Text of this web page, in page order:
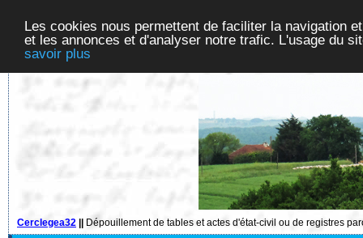
Les cookies nous permettent de faciliter la navigation
et les annonces et d'analyser notre trafic. L'usage du
savoir plus
Cerclegea32 Dépouillement de tables et actes d'état-civil ou de registres